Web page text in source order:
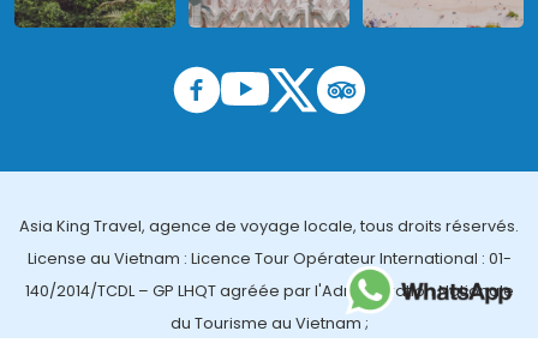
Asia King Travel, agence de voyage locale, tous droits réservés.
License au Vietnam : Licence Tour Opérateur International : 01-
140/2014/TCDL – GP LHQT agréée par l'Administration Nationale
du Tourisme au Vietnam ;